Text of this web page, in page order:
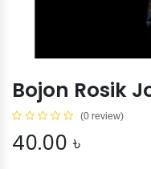
Bojon Rosik
(0 review)
40.00 ৳